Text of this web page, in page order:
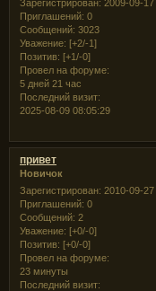
Зарегистрирован: 2009-09-17
Приглашений: 0
Сообщений: 3023
Уважение: [+2/-1]
Позитив: [+1/-0]
Провел на форуме:
5 дней 21 час
Последний визит:
2025-08-09 08:05:29
привет
Новичок
Зарегистрирован: 2010-09-27
Приглашений: 0
Сообщений: 2
Уважение: [+0/-0]
Позитив: [+0/-0]
Провел на форуме:
23 минуты
Последний визит: